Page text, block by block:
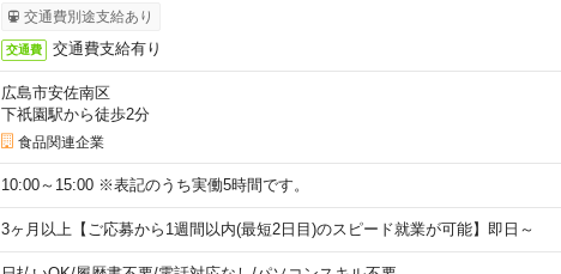
交通費別途支給あり
交通費 交通費支給有り
広島市安佐南区
下祇園駅から徒歩2分
食品関連企業
10:00～15:00 ※表記のうち実働5時間です。
3ヶ月以上【ご応募から1週間以内(最短2日目)のスピード就業が可能】即日～